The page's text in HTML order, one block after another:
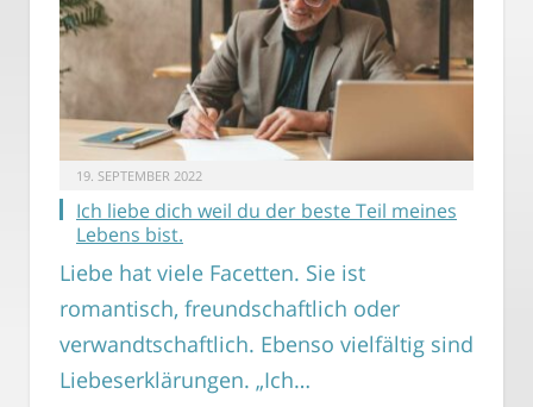
19. SEPTEMBER 2022
Ich liebe dich weil du der beste Teil meines
Lebens bist.
Liebe hat viele Facetten. Sie ist
romantisch, freundschaftlich oder
verwandtschaftlich. Ebenso vielfältig sind
Liebeserklärungen. „Ich…